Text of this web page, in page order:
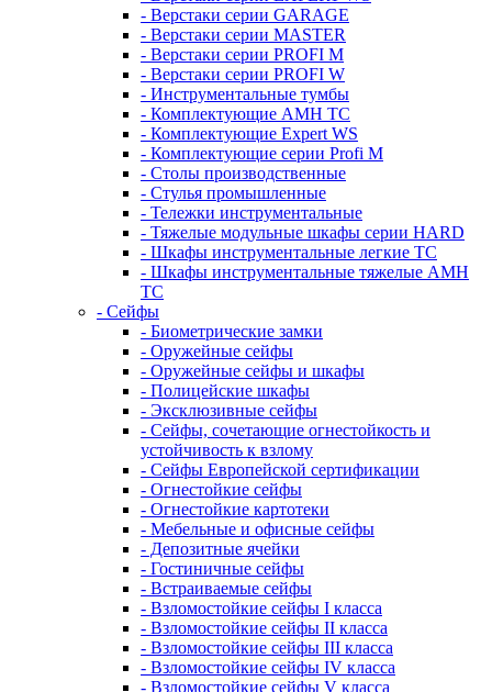
- Верстаки серии GARAGE
- Верстаки серии MASTER
- Верстаки серии PROFI M
- Верстаки серии PROFI W
- Инструментальные тумбы
- Комплектующие AMH TC
- Комплектующие Expert WS
- Комплектующие серии Profi M
- Столы производственные
- Стулья промышленные
- Тележки инструментальные
- Тяжелые модульные шкафы серии HARD
- Шкафы инструментальные легкие ТС
- Шкафы инструментальные тяжелые AMH
TC
- Сейфы
- Биометрические замки
- Оружейные сейфы
- Оружейные сейфы и шкафы
- Полицейские шкафы
- Эксклюзивные сейфы
- Сейфы, сочетающие огнестойкость и
устойчивость к взлому
- Сейфы Европейской сертификации
- Огнестойкие сейфы
- Огнестойкие картотеки
- Мебельные и офисные сейфы
- Депозитные ячейки
- Гостиничные сейфы
- Встраиваемые сейфы
- Взломостойкие сейфы I класса
- Взломостойкие сейфы II класса
- Взломостойкие сейфы III класса
- Взломостойкие сейфы IV класса
- Взломостойкие сейфы V класса